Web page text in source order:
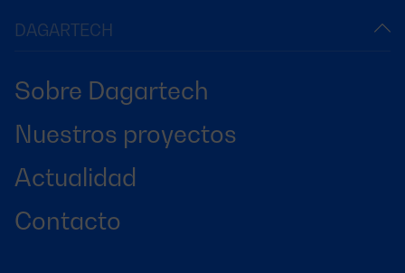
DAGARTECH
Sobre Dagartech
Nuestros proyectos
Actualidad
Contacto